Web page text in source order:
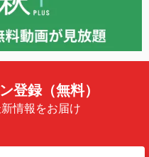
登録（無料）
情報をお届け